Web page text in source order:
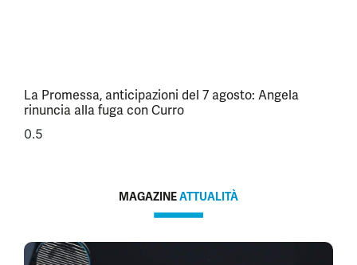
La Promessa, anticipazioni del 7 agosto: Angela
rinuncia alla fuga con Curro
MAGAZINEATTUALITÀ